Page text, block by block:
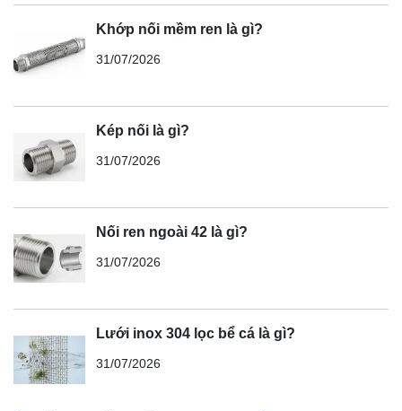
Khớp nối mềm ren là gì?
31/07/2026
Kép nối là gì?
31/07/2026
Nối ren ngoài 42 là gì?
31/07/2026
Lưới inox 304 lọc bể cá là gì?
31/07/2026